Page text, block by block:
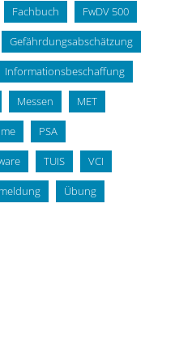
Fachbuch FwDV 500
Gefährdungsabschätzung
Informationsbeschaffung
Messen MET
PSA
TUIS VCI
Übung